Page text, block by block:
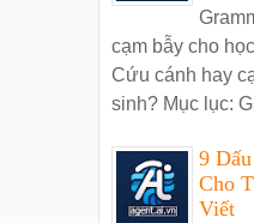
cạm bẫy cho
Cứu cánh hay
sinh? Mục lục:
9
Cho
Viết